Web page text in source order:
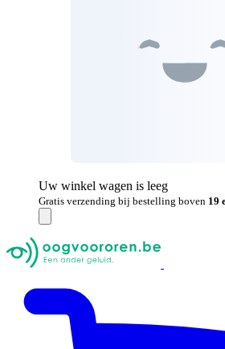
Uw winkel wagen is leeg
Gratis verzending bij bestelling boven 19